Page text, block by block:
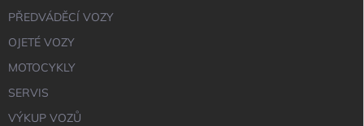
PŘEDVÁDĚCÍ VOZY
OJETÉ VOZY
MOTOCYKLY
SERVIS
VÝKUP VOZŮ